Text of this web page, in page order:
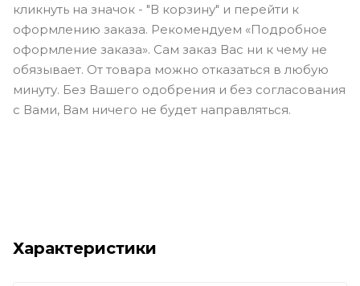
кликнуть на значок - "В корзину" и перейти к
оформлению заказа. Рекомендуем «Подробное
оформление заказа». Сам заказ Вас ни к чему не
обязывает. От товара можно отказаться в любую
минуту. Без Вашего одобрения и без согласования
с Вами, Вам ничего не будет направляться.
Характеристики